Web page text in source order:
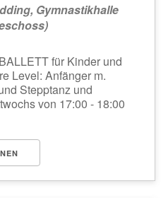
Gymnastikhalle
für Kinder und
Level: Anfänger m.
Stepptanz und
von 17:00 - 18:00